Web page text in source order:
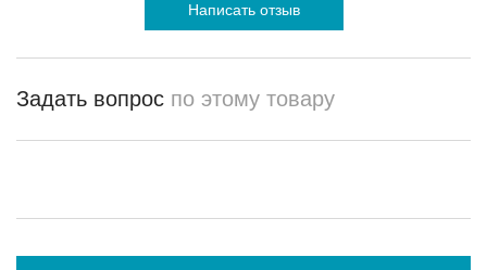
Написать отзыв
Задать вопрос по этому товару